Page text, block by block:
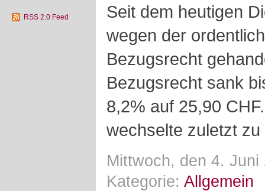
RSS 2.0 Feed
Seit dem heutigen
wegen der
Bezugsrecht
Bezugsrecht sank
8,2% auf 25,90
wechselte zuletzt
Mittwoch, den 4.
Kategorie: Allgemein